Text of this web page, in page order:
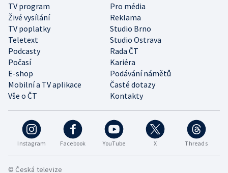
Instagram Facebook YouTube X Threads
TV program
Pro média
Živé vysílání
Reklama
TV poplatky
Studio Brno
Teletext
Studio Ostrava
Podcasty
Rada ČT
Počasí
Kariéra
E-shop
Podávání námětů
Mobilní a TV aplikace
Časté dotazy
Vše o ČT
Kontakty
© Česká televize